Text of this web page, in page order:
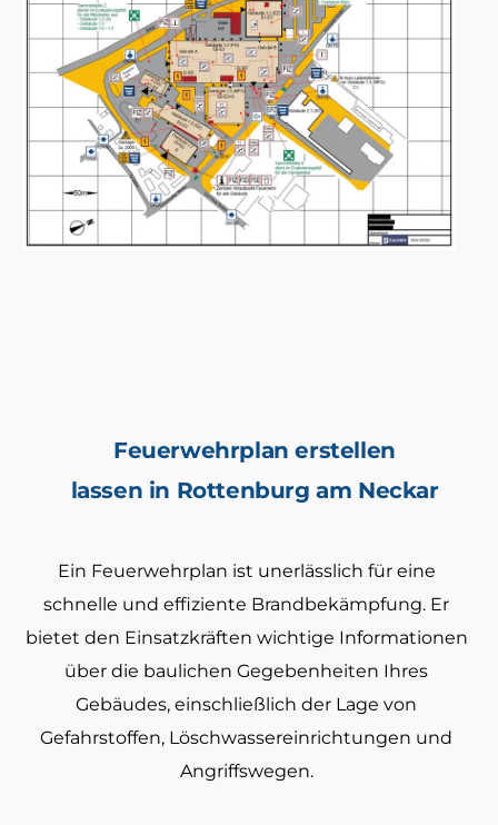
Feuerwehrplan erstellen
lassen in Rottenburg am Neckar
Ein Feuerwehrplan ist unerlässlich für eine
schnelle und effiziente Brandbekämpfung. Er
bietet den Einsatzkräften wichtige Informationen
über die baulichen Gegebenheiten Ihres
Gebäudes, einschließlich der Lage von
Gefahrstoffen, Löschwassereinrichtungen und
Angriffswegen.